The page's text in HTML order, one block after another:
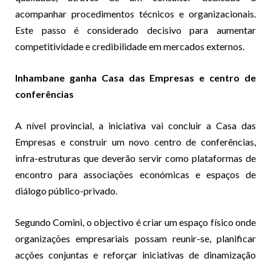
acompanhar procedimentos técnicos e organizacionais.
Este passo é considerado decisivo para aumentar
competitividade e credibilidade em mercados externos.
Inhambane ganha Casa das Empresas e centro de
conferências
A nível provincial, a iniciativa vai concluir a Casa das
Empresas e construir um novo centro de conferências,
infra-estruturas que deverão servir como plataformas de
encontro para associações económicas e espaços de
diálogo público-privado.
Segundo Comini, o objectivo é criar um espaço físico onde
organizações empresariais possam reunir-se, planificar
acções conjuntas e reforçar iniciativas de dinamização